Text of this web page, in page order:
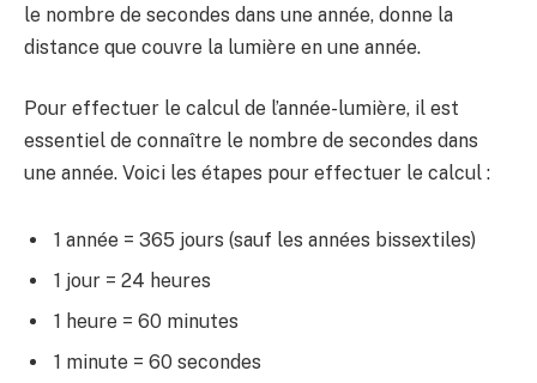
le nombre de secondes dans une année, donne la
distance que couvre la lumière en une année.
Pour effectuer le calcul de l’année-lumière, il est
essentiel de connaître le nombre de secondes dans
une année. Voici les étapes pour effectuer le calcul :
1 année = 365 jours (sauf les années bissextiles)
1 jour = 24 heures
1 heure = 60 minutes
1 minute = 60 secondes